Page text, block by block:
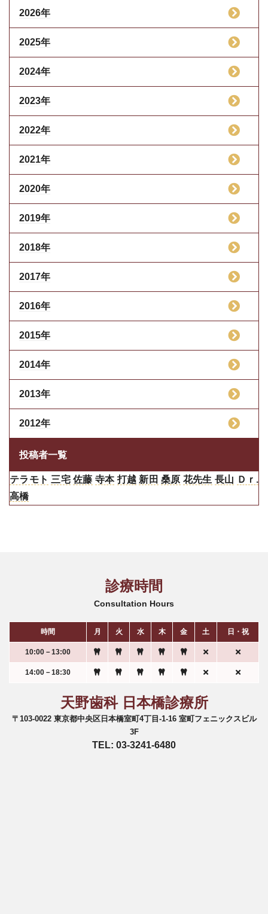
2026年
2025年
2024年
2023年
2022年
2021年
2020年
2019年
2018年
2017年
2016年
2015年
2014年
2013年
2012年
投稿者一覧
テラモト 三宅 佐藤 寺本 打越 新田 桑原 花先生 長山 Ｄｒ.
高橋
診療時間
Consultation Hours
時間 月 火 水 木 金 土 日・祝
10:00－13:00
14:00－18:30
天野歯科 日本橋診療所
〒103-0022 東京都中央区日本橋室町4丁目-1-16 室町フェニックスビル
3F
TEL: 03-3241-6480